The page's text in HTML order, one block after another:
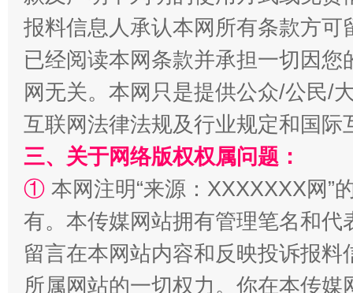
扯下公款旅游的“隐身衣” 如何以
报料信息人承认本网所有条款方
已经阅读本网条款并承担一切因
网无关。本网只是提供公众/公民/
互联网法律法规及行业规定和国
三、关于网络版权权属问题：
① 本网注明“来源：XXXXXXX网”
有。本传媒网站拥有管理笔名和
留言在本网站内容和反映投诉报
所属网站的一切权力。你在本传